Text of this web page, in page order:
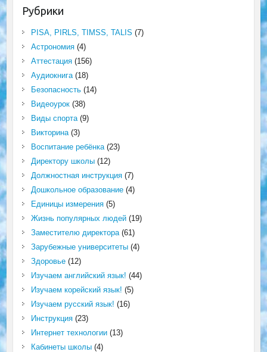
Рубрики
PISA, PIRLS, TIMSS, TALIS (7)
Астрономия(4)
Аттестация(156)
Аудиокнига(18)
Безопасность(14)
Видеоурок(38)
Виды спорта(9)
Викторина(3)
Воспитание ребёнка(23)
Директору школы(12)
Должностная инструкция(7)
Дошкольное образование(4)
Единицы измерения(5)
Жизнь популярных людей(19)
Заместителю директора(61)
Зарубежные университеты(4)
Здоровье(12)
Изучаем английский язык! (44)
Изучаем корейский язык! (5)
Изучаем русский язык! (16)
Инструкция(23)
Интернет технологии(13)
Кабинеты школы(4)